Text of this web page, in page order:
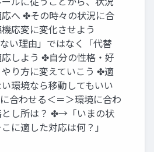
へ ✤その時々の状況に合
応変に変化させよう
い理由」ではなく「代替
しよう ✤自分の性格・好
り方に変えていこう ✤適
環境なら移動してもいい
合わせる＜＝＞環境に合わ
とし所は？ ✤→「いまの状
に適した対応は何？」